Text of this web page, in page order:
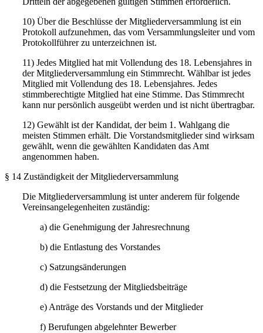
10) Über die Beschlüsse der Mitgliederversammlung ist ein
Protokoll aufzunehmen, das vom Versammlungsleiter und vom
Protokollführer zu unterzeichnen ist.
11) Jedes Mitglied hat mit Vollendung des 18. Lebensjahres in
der Mitgliederversammlung ein Stimmrecht. Wählbar ist jedes
Mitglied mit Vollendung des 18. Lebensjahres. Jedes
stimmberechtigte Mitglied hat eine Stimme. Das Stimmrecht
kann nur persönlich ausgeübt werden und ist nicht übertragbar.
12) Gewählt ist der Kandidat, der beim 1. Wahlgang die
meisten Stimmen erhält. Die Vorstandsmitglieder sind wirksam
gewählt, wenn die gewählten Kandidaten das Amt
angenommen haben.
§ 14 Zuständigkeit der Mitgliederversammlung
Die Mitgliederversammlung ist unter anderem für folgende
Vereinsangelegenheiten zuständig:
a) die Genehmigung der Jahresrechnung
b) die Entlastung des Vorstandes
c) Satzungsänderungen
d) die Festsetzung der Mitgliedsbeiträge
e) Anträge des Vorstands und der Mitglieder
f) Berufungen abgelehnter Bewerber